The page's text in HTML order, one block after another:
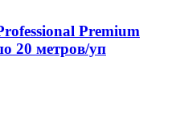
Premium
20 метров/уп